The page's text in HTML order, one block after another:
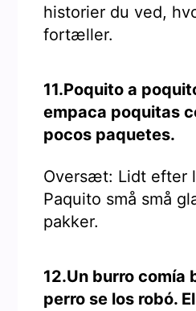
historier du ved,
fortæller.
11.Poquito a
empaca poquitas
pocos paquetes.
Oversæt: Lidt efter
Paquito små små
pakker.
12.Un burro comía
perro se los robó.